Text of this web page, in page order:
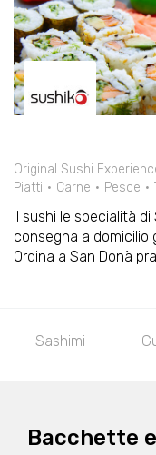
Original Sushi
Piatti
Carne Pesce
Il sushi le specialità
consegna a domicilio
Ordina a San Donà
Sashimi
Bacchette